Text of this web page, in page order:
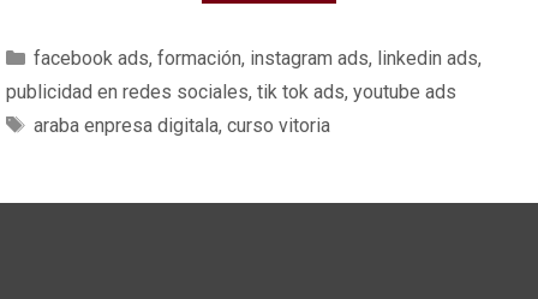
facebook ads, formación, instagram ads, linkedin ads,
publicidad en redes sociales, tik tok ads, youtube ads
araba enpresa digitala, curso vitoria